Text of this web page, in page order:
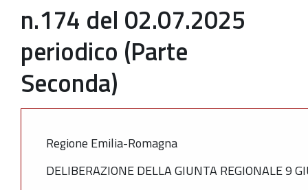
n.174 del 02.07.2025
periodico (Parte
Seconda)
Regione Emilia-Romagna
DELIBERAZIONE DELLA GIUNTA REGIONALE 9